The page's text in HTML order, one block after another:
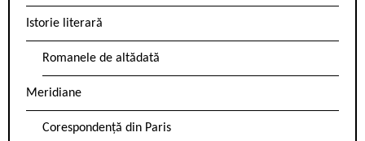
Istorie literară
Romanele de altădată
Meridiane
Corespondență din Paris